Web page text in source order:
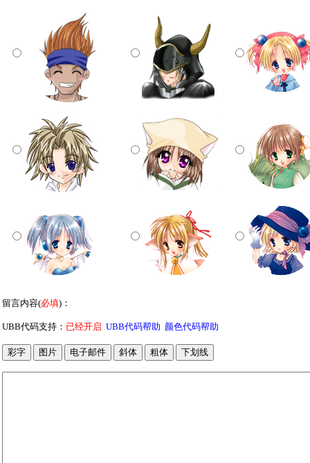
留言内容(必填)：
UBB代码支持： 已经开启 UBB代码帮助 颜色代码帮助